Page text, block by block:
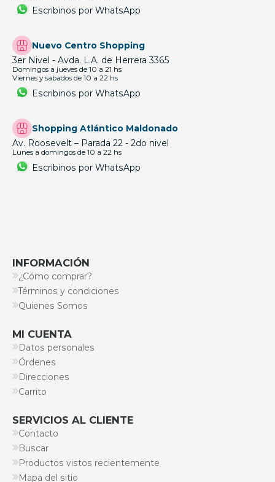
Escribinos por WhatsApp
Nuevo Centro Shopping
3er Nivel - Avda. L.A. de Herrera 3365
Domingos a jueves de 10 a 21 hs
Viernes y sabados de 10 a 22 hs
Escribinos por WhatsApp
Shopping Atlántico Maldonado
Av. Roosevelt – Parada 22 - 2do nivel
Lunes a domingos de 10 a 22 hs
Escribinos por WhatsApp
INFORMACIÓN
¿Cómo comprar?
Términos y condiciones
Quienes Somos
MI CUENTA
Datos personales
Órdenes
Direcciones
Carrito
SERVICIOS AL CLIENTE
Contacto
Buscar
Productos vistos recientemente
Mapa del sitio